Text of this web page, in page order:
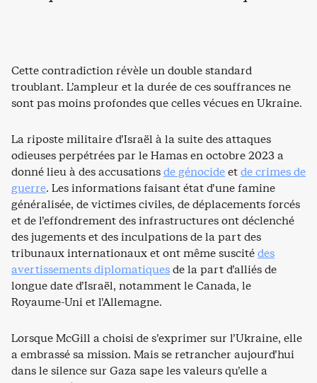
Cette contradiction révèle un double standard
troublant. L’ampleur et la durée de ces souffrances ne
sont pas moins profondes que celles vécues en Ukraine.
La riposte militaire d’Israël à la suite des attaques
odieuses perpétrées par le Hamas en octobre 2023 a
donné lieu à des accusationsde génocideetde crimes de
guerre. Les informations faisant état d’une famine
généralisée, de victimes civiles, de déplacements forcés
et de l’effondrement des infrastructures ont déclenché
des jugements et des inculpations de la part des
tribunaux internationaux et ont même suscitédes
avertissements diplomatiquesde la part d’alliés de
longue date d’Israël, notamment le Canada, le
Royaume-Uni et l’Allemagne.
Lorsque McGill a choisi de s’exprimer sur l’Ukraine, elle
a embrassé sa mission. Mais se retrancher aujourd’hui
dans le silence sur Gaza sape les valeurs qu’elle a